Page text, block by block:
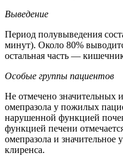
Выведение
Период полувыведения
минут). Около 80%
остальная часть —
Особые группы пациентов
Не отмечено значительных
омепразола у пожилых
нарушенной функцией
функцией печени
омепразола и
клиренса.